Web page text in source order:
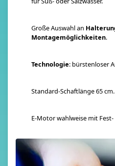
Große Auswahl an
Montagemöglichkeiten.
Technologie: bürstenloser
Standard-Schaftlänge 65 cm.
E-Motor wahlweise mit